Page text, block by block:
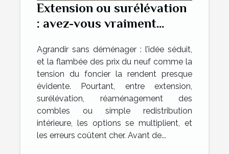
Extension ou surélévation
: avez-vous vraiment
solutions ?
Agrandir sans déménager : l’idée séduit,
et la flambée des prix du neuf comme la
tension du foncier la rendent presque
évidente. Pourtant, entre extension,
surélévation, réaménagement des
combles ou simple redistribution
intérieure, les options se multiplient, et
les erreurs coûtent cher. Avant de...